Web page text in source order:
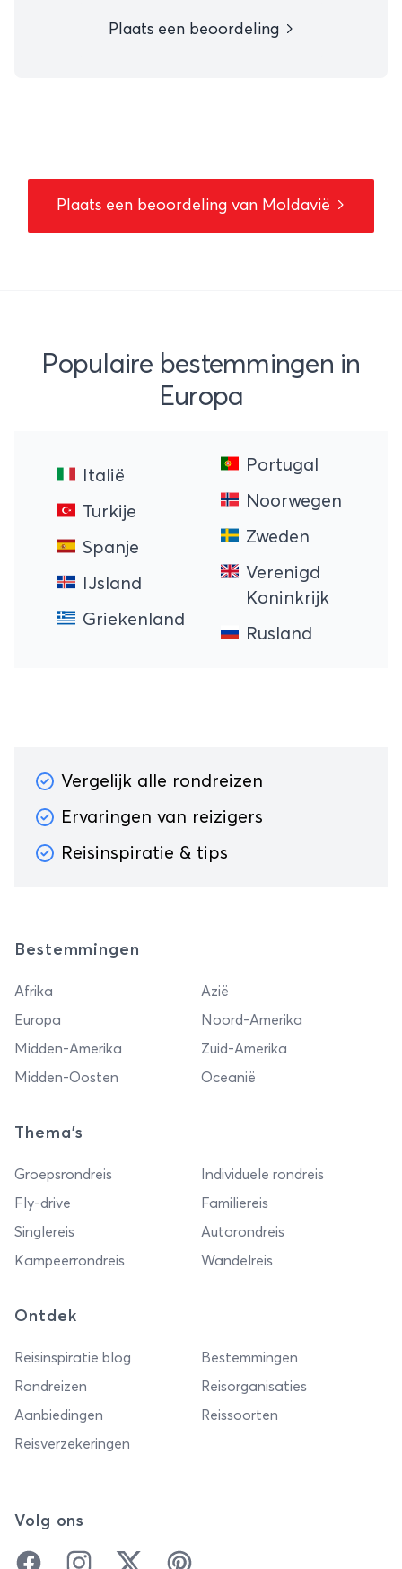
Plaats een beoordeling
Plaats een beoordeling van Moldavië
Populaire bestemmingen in
Europa
Italië
Turkije
Spanje
IJsland
Griekenland
Portugal
Noorwegen
Zweden
Verenigd
Koninkrijk
Rusland
Vergelijk alle rondreizen
Ervaringen van reizigers
Reisinspiratie & tips
Bestemmingen
Afrika
Azië
Europa
Noord-Amerika
Midden-Amerika
Zuid-Amerika
Midden-Oosten
Oceanië
Thema's
Groepsrondreis
Individuele rondreis
Fly-drive
Familiereis
Singlereis
Autorondreis
Kampeerrondreis
Wandelreis
Ontdek
Reisinspiratie blog
Bestemmingen
Rondreizen
Reisorganisaties
Aanbiedingen
Reissoorten
Reisverzekeringen
Volg ons
FacebookInstagramTwitter Pinterest